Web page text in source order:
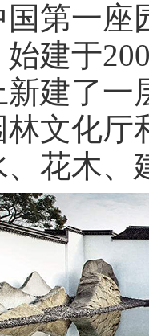
第一座
建于
建了
林文化
花木、